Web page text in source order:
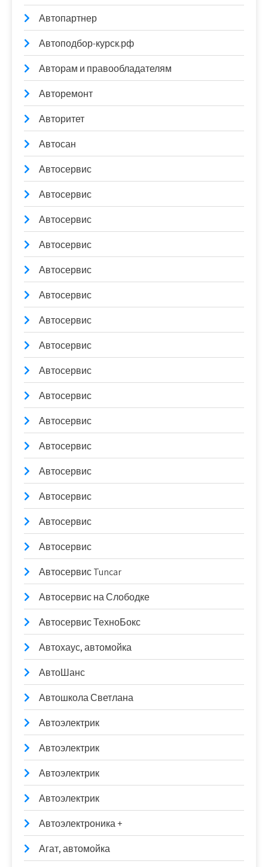
Автопартнер
Автоподбор-курск.рф
Авторам и правообладателям
Авторемонт
Авторитет
Автосан
Автосервис
Автосервис
Автосервис
Автосервис
Автосервис
Автосервис
Автосервис
Автосервис
Автосервис
Автосервис
Автосервис
Автосервис
Автосервис
Автосервис
Автосервис
Автосервис
Автосервис Tuncar
Автосервис на Слободке
Автосервис ТехноБокс
Автохаус, автомойка
АвтоШанс
Автошкола Светлана
Автоэлектрик
Автоэлектрик
Автоэлектрик
Автоэлектрик
Автоэлектроника +
Агат, автомойка